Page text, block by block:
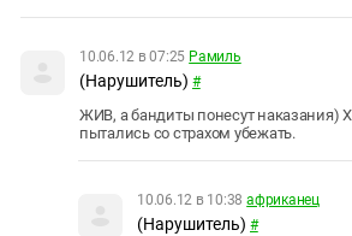
10.06.12 в 07:25 Рамиль
(Нарушитель) #
ЖИВ, а бандиты понесут наказания)
пытались со страхом убежать.
10.06.12 в 10:38 африканец
(Нарушитель) #